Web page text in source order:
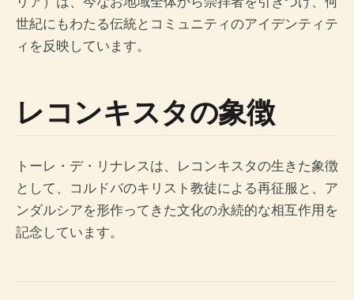
世紀にもわたる伝統とコミュニティのアイデンティテ
ィを反映しています。
レコンキスタの象徴
トーレ・デ・リナレスは、レコンキスタの生きた象徴
として、コルドバのキリスト教徒による再征服と、ア
ンダルシアを形作ってきた文化の永続的な相互作用を
記念しています。